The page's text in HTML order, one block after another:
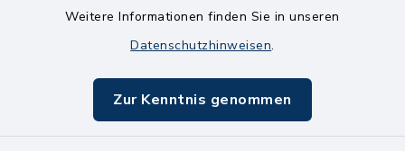
Weitere Informationen finden Sie in unseren
Datenschutzhinweisen.
Zur Kenntnis genommen
Barrierefreiheit
Impressum